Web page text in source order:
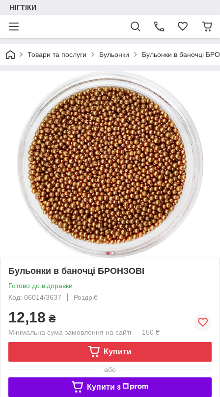
НІГТІКИ
Товари та послуги Бульонки Бульонки в баночці
Бульонки в баночці БРОНЗОВІ
Готово до відправки
Код: 06014/3637
Роздріб
12,18 ₴
Мінімальна сума замовлення на сайті — 150 ₴
Купити
або
Купити з